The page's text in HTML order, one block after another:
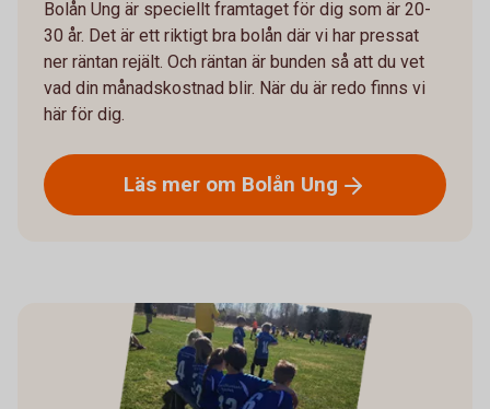
Bolån Ung är speciellt framtaget för dig som är 20-
30 år. Det är ett riktigt bra bolån där vi har pressat
ner räntan rejält. Och räntan är bunden så att du vet
vad din månadskostnad blir. När du är redo finns vi
här för dig.
Läs mer om Bolån Ung